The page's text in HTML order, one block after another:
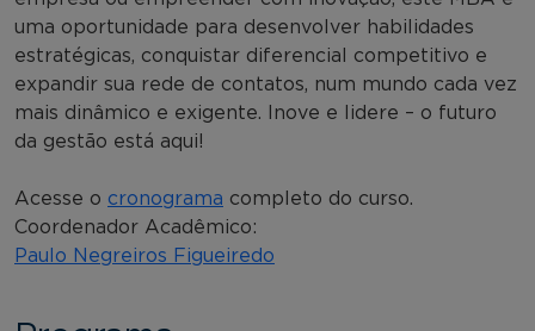
uma oportunidade para desenvolver habilidades
estratégicas, conquistar diferencial competitivo e
expandir sua rede de contatos, num mundo cada vez
mais dinâmico e exigente. Inove e lidere – o futuro
da gestão está aqui!
Acesse o cronograma completo do curso.
Coordenador Acadêmico:
Paulo Negreiros Figueiredo